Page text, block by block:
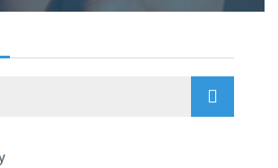
Search